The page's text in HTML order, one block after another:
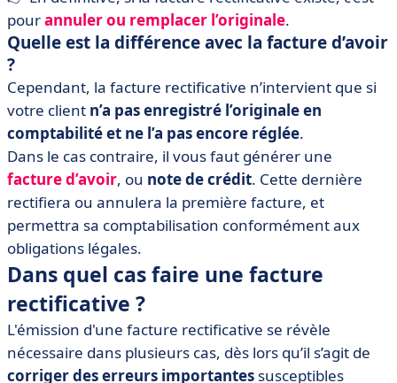
pourannuler ou remplacer l’originale.
Quelle est la différence avec la facture d’avoir
?
Cependant, la facture rectificative n’intervient que si
votre client n’a pas enregistré l’originale en
comptabilité et ne l’a pas encore réglée.
Dans le cas contraire, il vous faut générer une
facture d’avoir, ou note de crédit. Cette dernière
rectifiera ou annulera la première facture, et
permettra sa comptabilisation conformément aux
obligations légales.
Dans quel cas faire une facture
rectificative ?
L'émission d'une facture rectificative se révèle
nécessaire dans plusieurs cas, dès lors qu’il s’agit de
corriger des erreurs importantes susceptibles